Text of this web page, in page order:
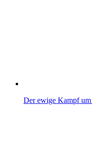
Der ewige Kampf